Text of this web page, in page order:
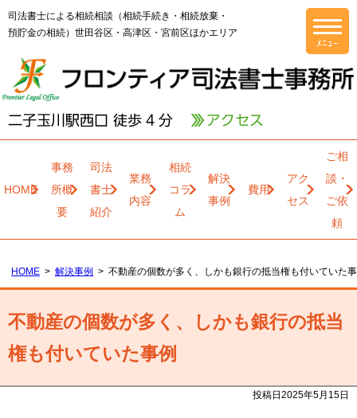
司法書士による相続相談（相続手続き・相続放棄・
預貯金の相続）世田谷区・高津区・宮前区ほかエリア
HOME
事務
所概
要
司法
書士
紹介
業務
内容
相続
コラ
ム
解決
事例
費用
アク
セス
ご相
談・
ご依
頼
HOME 解決事例 不動産の個数が多く、しかも銀行の抵当権も付いていた
不動産の個数が多く、しかも銀行の抵当
権も付いていた事例
投稿日2025年5月15日